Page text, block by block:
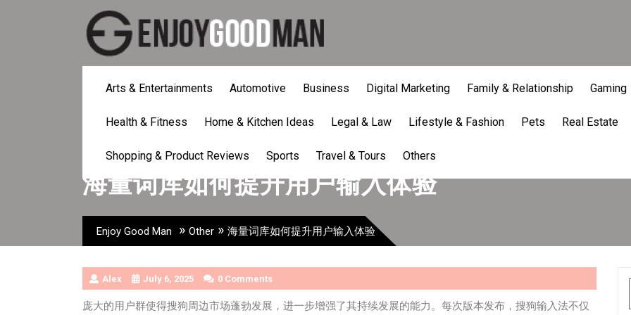
Arts & Entertainments Automotive Business Digital Marketing Family & Relationship Gaming
Health & Fitness Home & Kitchen Ideas Legal & Law Lifestyle & Fashion Pets Real Estate
Shopping & Product Reviews Sports Travel & Tours Others
海量词库如何提升用户输入体验
Enjoy Good Man » Other » 海量词库如何提升用户输入体验
Alex July 6, 2025 0 Comments
庞大的用户群使得搜狗周边市场蓬勃发展，进一步增强了其持续发展的能力。每次版本发布，搜狗输入法不仅